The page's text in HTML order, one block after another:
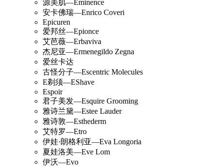
源美肌—Eminence
安卡佛瑞—Enrico Coveri
Epicuren
爱邦丝—Epionce
艾芭薇—Erbaviva
杰尼亚—Ermenegildo Zegna
爱丝卡达
古怪分子—Escentric Molecules
E剃须—EShave
Espoir
君子美发—Esquire Grooming
雅诗兰黛—Estee Lauder
雅诗敦—Esthederm
艾特罗—Etro
伊娃·朗格利亚—Eva Longoria
夏娃洛美—Eve Lom
伊沃—Evo